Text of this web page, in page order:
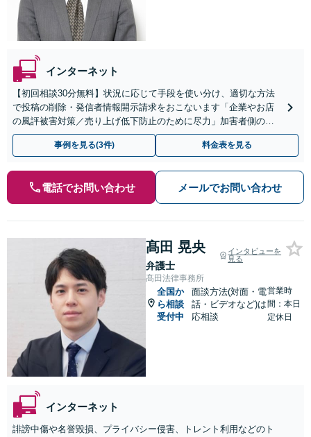
インターネット
【初回相談30分無料】状況に応じて手段を使い分け、適切な方法
で投稿の削除・発信者情報開示請求をおこないます「企業やお店
の風評被害対策／売り上げ低下防止のために尽力」加害者側の対
応可：開示請求の意見照会が来たときの対処法、被害者との示談
事例を見る(3件) 料金表を見る
電話でお問い合わせ メールでお問い合わせ
髙田 晃央
弁護士
インタビューを
見る
髙田法律事務所
全国か
ら相談
受付中
面談方法(対面・電
話・ビデオなど)は
応相談
営業時
間：本日
定休日
インターネット
誹謗中傷や名誉毀損、プライバシー侵害、トレント利用などのト